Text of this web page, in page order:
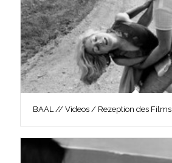
BAAL // Videos / Rezeption des Films